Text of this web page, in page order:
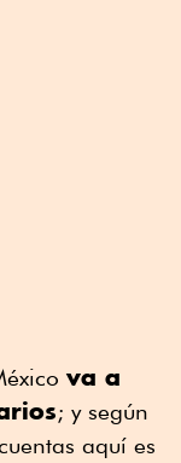
va a
; y según
aquí es